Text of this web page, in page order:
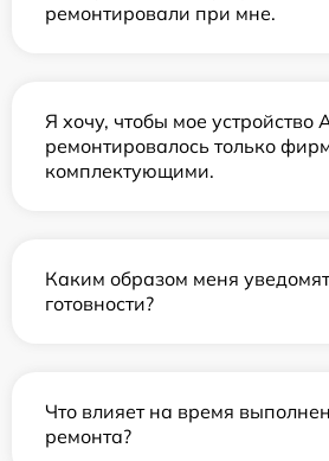
ремонтировали при мне.
Я хочу, чтобы мое устройство
ремонтировалось только
комплектующими.
Каким образом меня
готовности?
Что влияет на время
ремонта?